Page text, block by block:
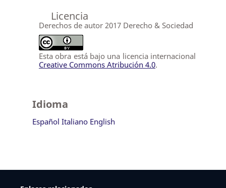
Licencia
Derechos de autor 2017 Derecho & Sociedad
Esta obra está bajo una licencia internacional
Creative Commons Atribución 4.0.
Idioma
Español Italiano English